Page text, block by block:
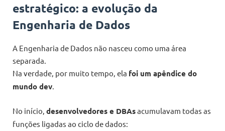
estratégico: a evolução da
Engenharia de Dados
A Engenharia de Dados não nasceu como uma área
separada.
Na verdade, por muito tempo, ela foi um apêndice do
mundo dev.
No início, desenvolvedores e DBAsacumulavam todas as
funções ligadas ao ciclo de dados: